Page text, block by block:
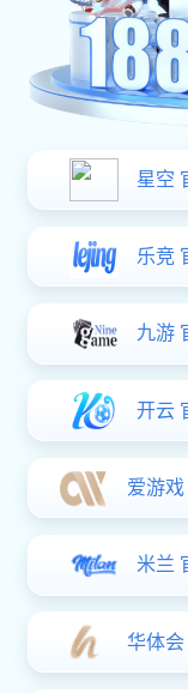
磁力研磨机
备，广泛应用于零
光作业。该设备利
在电子行业，小
件、弹片、接触片
性磁针在不损伤产
供稳定一致的处理效
在珠宝与首饰加
等贵金属零件的抛
均匀光亮处理，提